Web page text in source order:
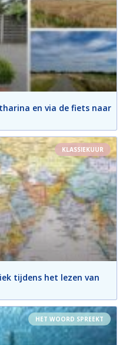
en via de fiets naar
KLASSIEKUUR
tijdens het lezen van
HET WOORD SPREEKT